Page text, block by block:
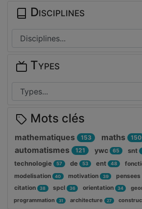
Disciplines
Types
Mots clés
mathematiques 153 maths 150
automatismes 121 ywc 65 snt
technologie 57 de 53 ent 48
modelisation 40 motivation 39
citation 38 spcl 36 orientation 34
programmation 31 architecture 27